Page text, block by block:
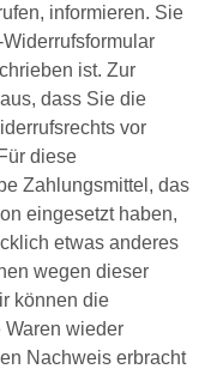
informieren. Sie
ist. Zur
dass Sie die
vor
diese
Zahlungsmittel, das
eingesetzt haben,
etwas anderes
wegen dieser
können die
wieder
Nachweis erbracht